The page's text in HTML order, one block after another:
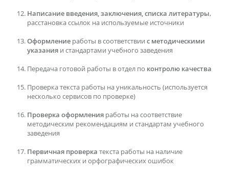
Написание введения, заключения, списка литературы,
расстановка ссылок на используемые источники
Оформление работы в соответствии с методическими
указания и стандартами учебного заведения
Передача готовой работы в отдел по контролю качества
Проверка текста работы на уникальность (используется
несколько сервисов по проверке)
Проверка оформления работы на соответствие
методическим рекомендациям и стандартам учебного
заведения
Первичная проверка текста работы на наличие
грамматических и орфографических ошибок